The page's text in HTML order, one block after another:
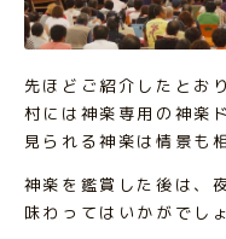
先ほどご紹介したとお
村には神楽専用の神楽
見られる神楽は情景も
神楽を鑑賞した後は、
味わってはいかがでし